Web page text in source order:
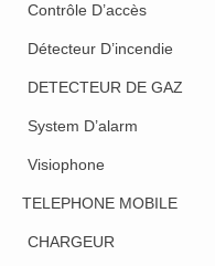
Contrôle D’accès
Détecteur D’incendie
DETECTEUR DE GAZ
System D’alarm
Visiophone
TELEPHONE MOBILE
CHARGEUR